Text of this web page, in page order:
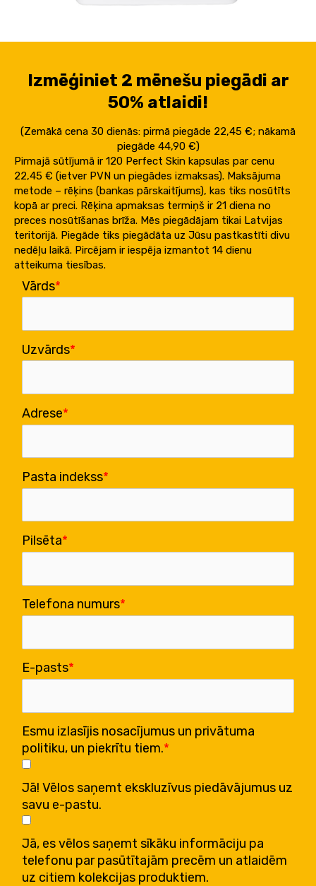
Izmēģiniet 2 mēnešu piegādi ar
50% atlaidi!
(Zemākā cena 30 dienās: pirmā piegāde 22,45 €; nākamā
piegāde 44,90 €)
Pirmajā sūtījumā ir 120 Perfect Skin kapsulas par cenu
22,45 € (ietver PVN un piegādes izmaksas). Maksājuma
metode – rēķins (bankas pārskaitījums), kas tiks nosūtīts
kopā ar preci. Rēķina apmaksas termiņš ir 21 diena no
preces nosūtīšanas brīža. Mēs piegādājam tikai Latvijas
teritorijā. Piegāde tiks piegādāta uz Jūsu pastkastīti divu
nedēļu laikā. Pircējam ir iespēja izmantot 14 dienu
atteikuma tiesības.
Vārds
Uzvārds
Adrese
Pasta indekss
Pilsēta
Telefona numurs
E-pasts
Esmu izlasījis nosacījumus un privātuma
politiku, un piekrītu tiem.
Jā! Vēlos saņemt ekskluzīvus piedāvājumus uz
savu e-pastu.
Jā, es vēlos saņemt sīkāku informāciju pa
telefonu par pasūtītajām precēm un atlaidēm
uz citiem kolekcijas produktiem.